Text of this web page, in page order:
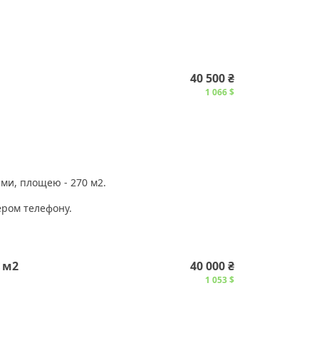
40 500 ₴
1 066 $
площею - 270 м2.
телефону.
м2 40 000 ₴
1 053 $